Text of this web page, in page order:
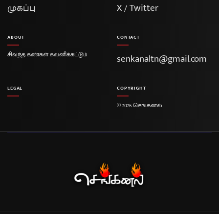
முகப்பு
X / Twitter
ABOUT
சிவந்த கண்கள் கவனிக்கட்டும்
CONTACT
senkanaltn@gmail.com
LEGAL COPYRIGHT
© 2026 செங்கனல்